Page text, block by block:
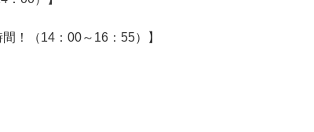
！（14：00～16：55）】